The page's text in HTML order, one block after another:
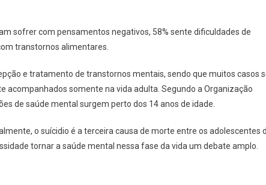
sofrer com pensamentos negativos, 58% sente dificuldades de
transtornos alimentares.
e tratamento de transtornos mentais, sendo que muitos casos
somente na vida adulta. Segundo a Organização
de saúde mental surgem perto dos 14 anos de idade.
o suícidio é a terceira causa de morte entre os adolescentes
tornar a saúde mental nessa fase da vida um debate amplo.